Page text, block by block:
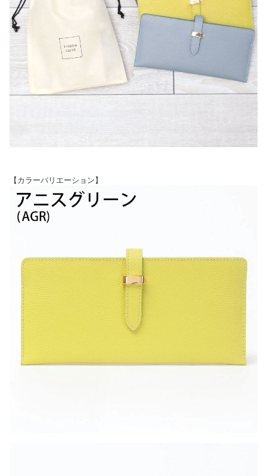
【カラーバリエーション】